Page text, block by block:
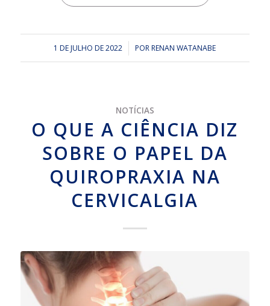
1 DE JULHO DE 2022
/ PORRENAN WATANABE
NOTÍCIAS
O QUE A CIÊNCIA DIZ
SOBRE O PAPEL DA
QUIROPRAXIA NA
CERVICALGIA